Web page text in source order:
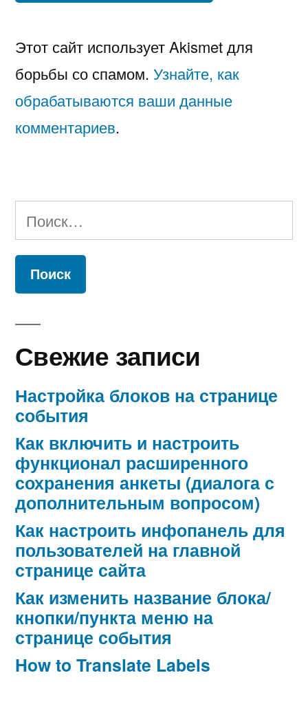
Этот сайт использует Akismet для
борьбы со спамом. Узнайте, как
обрабатываются ваши данные
комментариев.
Найти:
Свежие записи
Настройка блоков на странице
события
Как включить и настроить
функционал расширенного
сохранения анкеты (диалога с
дополнительным вопросом)
Как настроить инфопанель для
пользователей на главной
странице сайта
Как изменить название блока/
кнопки/пункта меню на
странице события
How to Translate Labels